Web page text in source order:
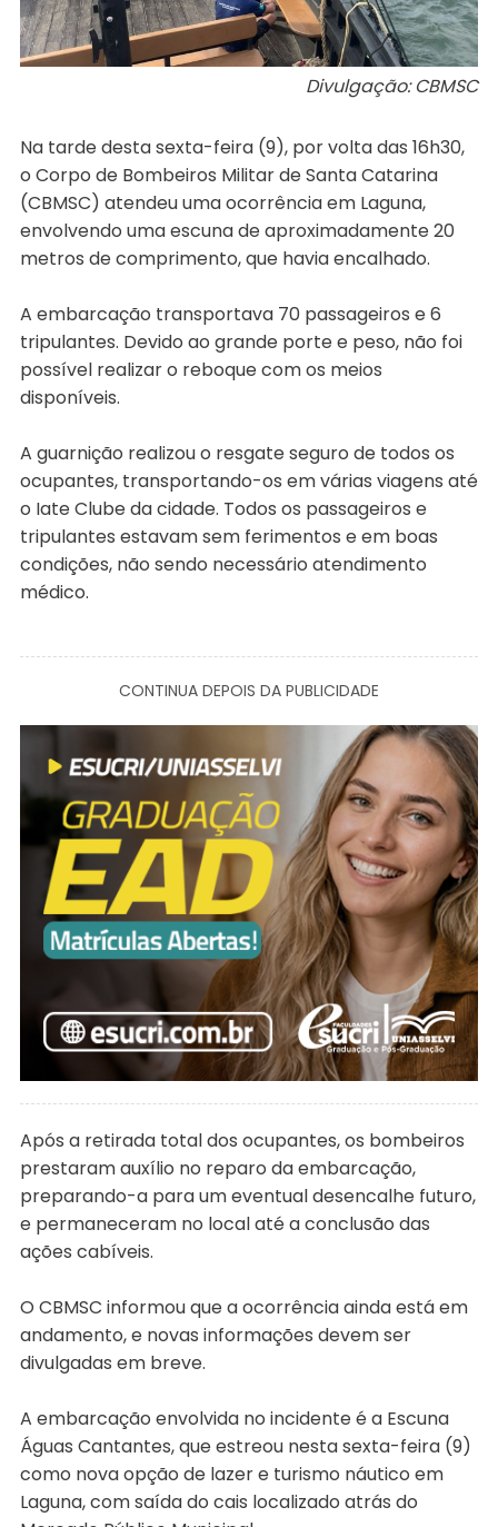
Divulgação: CBMSC
Na tarde desta sexta-feira (9), por volta das 16h30,
o Corpo de Bombeiros Militar de Santa Catarina
(CBMSC) atendeu uma ocorrência em Laguna,
envolvendo uma escuna de aproximadamente 20
metros de comprimento, que havia encalhado.
A embarcação transportava 70 passageiros e 6
tripulantes. Devido ao grande porte e peso, não foi
possível realizar o reboque com os meios
disponíveis.
A guarnição realizou o resgate seguro de todos os
ocupantes, transportando-os em várias viagens até
o Iate Clube da cidade. Todos os passageiros e
tripulantes estavam sem ferimentos e em boas
condições, não sendo necessário atendimento
médico.
CONTINUA DEPOIS DA PUBLICIDADE
Após a retirada total dos ocupantes, os bombeiros
prestaram auxílio no reparo da embarcação,
preparando-a para um eventual desencalhe futuro,
e permaneceram no local até a conclusão das
ações cabíveis.
O CBMSC informou que a ocorrência ainda está em
andamento, e novas informações devem ser
divulgadas em breve.
A embarcação envolvida no incidente é a Escuna
Águas Cantantes, que estreou nesta sexta-feira (9)
como nova opção de lazer e turismo náutico em
Laguna, com saída do cais localizado atrás do